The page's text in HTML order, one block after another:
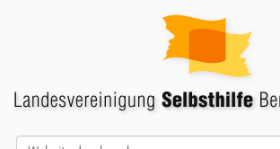
Website durchsuchen